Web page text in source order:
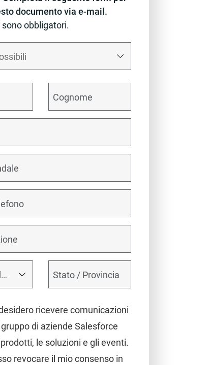
documento via e-mail.
obbligatori.
ricevere comunicazioni
di aziende Salesforce
le soluzioni e gli eventi.
revocare il mio consenso in